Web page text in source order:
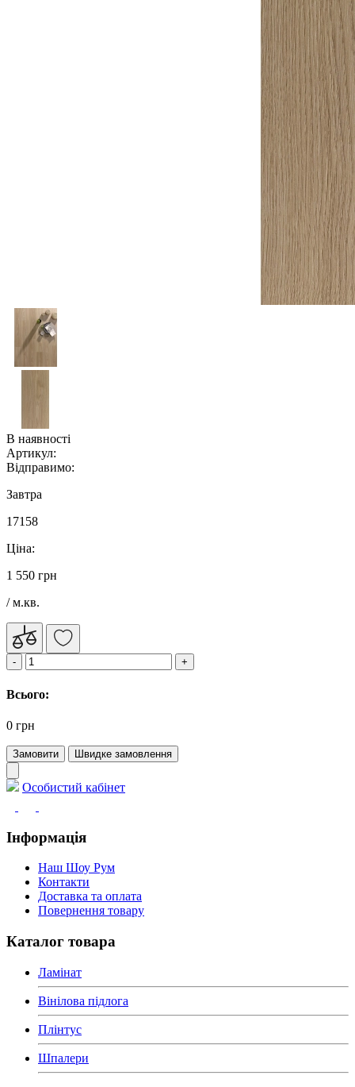
В наявності
Артикул:
Відправимо:
Завтра
17158
Ціна:
1 550 грн
/ м.кв.
Всього:
0 грн
Замовити Швидке замовлення
Особистий кабінет
Інформація
Наш Шоу Рум
Контакти
Доставка та оплата
Повернення товару
Каталог товара
Ламінат
Вінілова підлога
Плінтус
Шпалери